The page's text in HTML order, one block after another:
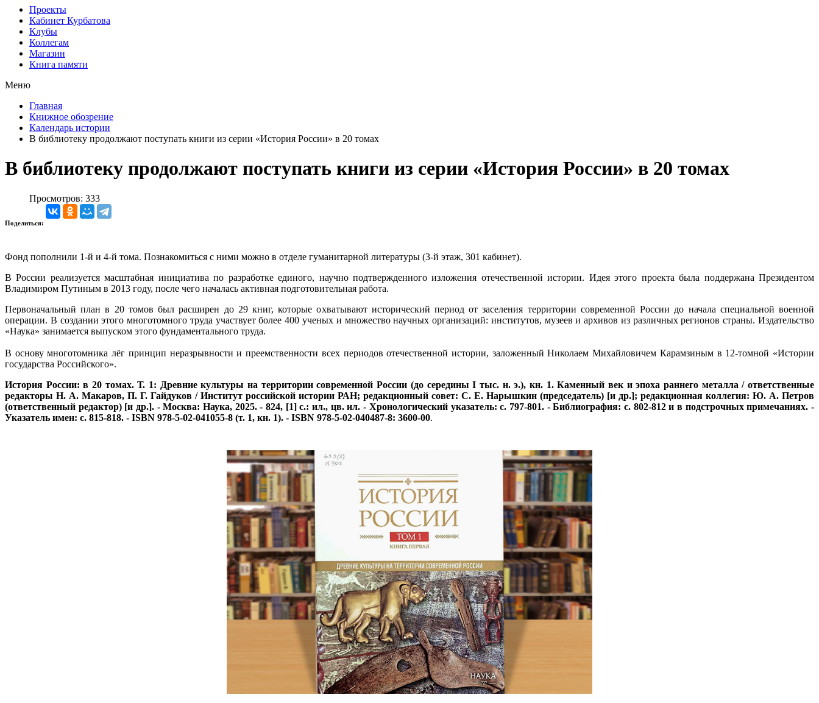
Проекты
Кабинет Курбатова
Клубы
Коллегам
Магазин
Книга памяти
Меню
Главная
Книжное обозрение
Календарь истории
В библиотеку продолжают поступать книги из серии «История России» в 20 томах
В библиотеку продолжают поступать книги из серии «История России» в 20 томах
Просмотров: 333
Поделиться:
Фонд пополнили 1-й и 4-й тома. Познакомиться с ними можно в отделе гуманитарной литературы (3-й этаж, 301 кабинет).
В России реализуется масштабная инициатива по разработке единого, научно подтвержденного изложения отечественной истории. Идея этого проекта была поддержана Президентом
Владимиром Путиным в 2013 году, после чего началась активная подготовительная работа.
Первоначальный план в 20 томов был расширен до 29 книг, которые охватывают исторический период от заселения территории современной России до начала специальной военной
операции. В создании этого многотомного труда участвует более 400 ученых и множество научных организаций: институтов, музеев и архивов из различных регионов страны. Издательство
«Наука» занимается выпуском этого фундаментального труда.
В основу многотомника лёг принцип неразрывности и преемственности всех периодов отечественной истории, заложенный Николаем Михайловичем Карамзиным в 12-томной «Истории
государства Российского».
История России: в 20 томах. Т. 1: Древние культуры на территории современной России (до середины I тыс. н. э.), кн. 1. Каменный век и эпоха раннего металла / ответственные
редакторы Н. А. Макаров, П. Г. Гайдуков / Институт российской истории РАН; редакционный совет: С. Е. Нарышкин (председатель) [и др.]; редакционная коллегия: Ю. А. Петров
(ответственный редактор) [и др.]. - Москва: Наука, 2025. - 824, [1] с.: ил., цв. ил. - Хронологический указатель: с. 797-801. - Библиография: с. 802-812 и в подстрочных примечаниях. -
Указатель имен: с. 815-818. - ISBN 978-5-02-041055-8 (т. 1, кн. 1). - ISBN 978-5-02-040487-8: 3600-00.